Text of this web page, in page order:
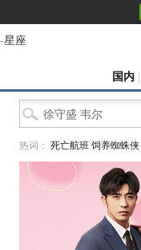
-星座
国内
热词： 死亡航班 饲养蜘蛛侠